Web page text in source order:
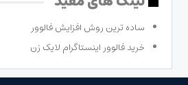
ساده ترین روش افزایش فالوور
خرید فالوور اینستاگرام لایک زن